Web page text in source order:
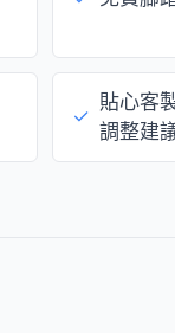
✓
貼心客
調整建議